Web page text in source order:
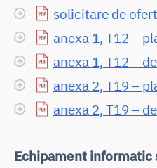
solicitare de
anexa 1, T12 –
anexa 1, T12 –
anexa 2, T19 –
anexa 2, T19 –
Echipament informatic